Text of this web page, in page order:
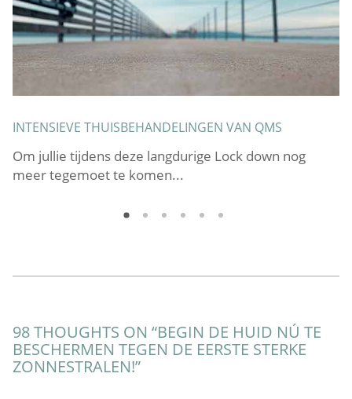
INTENSIEVE THUISBEHANDELINGEN VAN QMS
Om jullie tijdens deze langdurige Lock down nog
meer tegemoet te komen...
98 THOUGHTS ON “BEGIN DE HUID NÚ TE
BESCHERMEN TEGEN DE EERSTE STERKE
ZONNESTRALEN!”